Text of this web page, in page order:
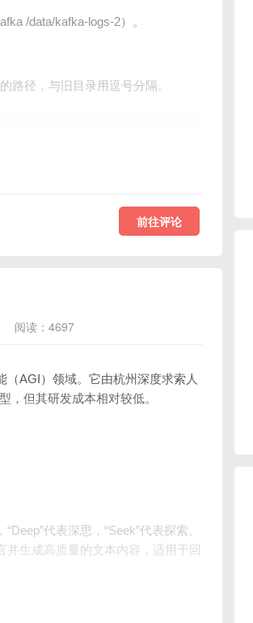
/data/kafka-logs-2）。
路径，与旧目录用逗号分隔。
前往评论
阅读：4697
AGI）领域。它由杭州深度求索人
，但其研发成本相对较低。
代表深思，“Seek”代表探索。
生成高质量的文本内容，适用于回